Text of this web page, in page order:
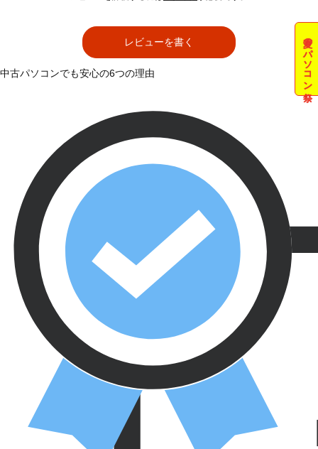
レビューを書く 夏のパソコン祭
中古パソコンでも安心の6つの理由